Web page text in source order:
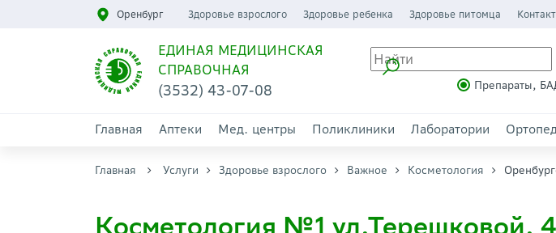
Оренбург Здоровье взрослого Здоровье ребенка Здоровье питомца
ЕДИНАЯ МЕДИЦИНСКАЯ
СПРАВОЧНАЯ
(3532) 43-07-08 Препараты,
Главная Аптеки Мед. центры Поликлиники Лаборатории
Главная Услуги Здоровье взрослого Важное Косметология
Косметология №1 ул.Терешковой,